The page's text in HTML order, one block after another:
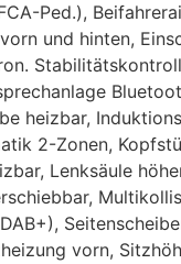
Ped.),
und hinten,
heizbar,
2-Zonen,
Lenksäule
vorn,